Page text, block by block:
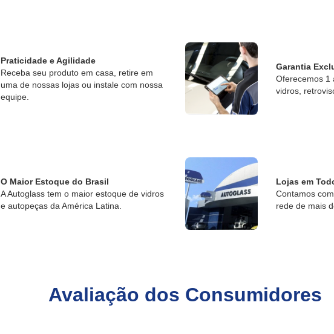
Praticidade e Agilidade
Receba seu produto em casa, retire em
uma de nossas lojas ou instale com nossa
equipe.
Garantia
Oferecemos 1
vidros,
O Maior Estoque do Brasil
A Autoglass tem o maior estoque de vidros
e autopeças da América Latina.
Lojas em
Contamos
rede de mais
Avaliação dos Consumidores